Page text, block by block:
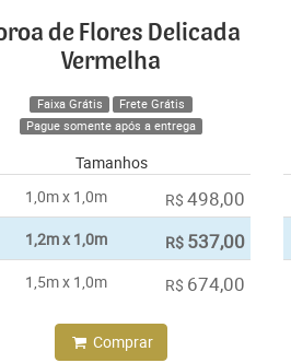
de Flores Delicada
Vermelha
Faixa Grátis
Frete Grátis
Pague somente após a entrega
Tamanhos
1,0m x 1,0m
R$ 498,00
1,2m x 1,0m R$ 537,00
1,5m x 1,0m R$ 674,00
Comprar